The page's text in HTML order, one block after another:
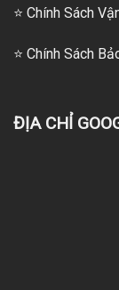
⭐ Chính Sách
⭐ Chính Sách
ĐỊA CHỈ